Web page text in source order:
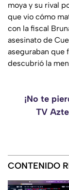
moya y su rival
que vio cómo
con la fiscal
asesinato de
aseguraban que
descubrió la
¡No te
TV
CONTENIDO